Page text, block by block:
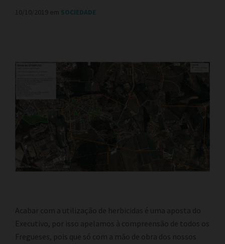
10/10/2019 em SOCIEDADE
Acabar com a utilização de herbicidas é uma aposta do
Executivo, por isso apelamos à compreensão de todos os
Fregueses, pois que só com a mão de obra dos nossos